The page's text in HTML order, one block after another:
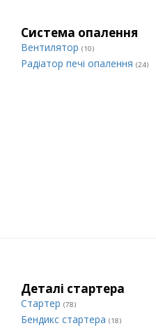
Система опалення
Вентилятор (10)
Радіатор печі опалення (24)
Деталі стартера
Стартер (78)
Бендикс стартера (18)